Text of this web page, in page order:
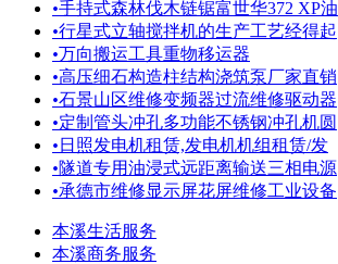
•手持式森林伐木链锯富世华372 XP油
•行星式立轴搅拌机的生产工艺经得起
•万向搬运工具重物移运器
•高压细石构造柱结构浇筑泵厂家直销
•石景山区维修变频器过流维修驱动器
•定制管头冲孔多功能不锈钢冲孔机圆
• 日照发电机租赁,发电机机组租赁/发
•隧道专用油浸式远距离输送三相电源
•承德市维修显示屏花屏维修工业设备
本溪生活服务
本溪商务服务